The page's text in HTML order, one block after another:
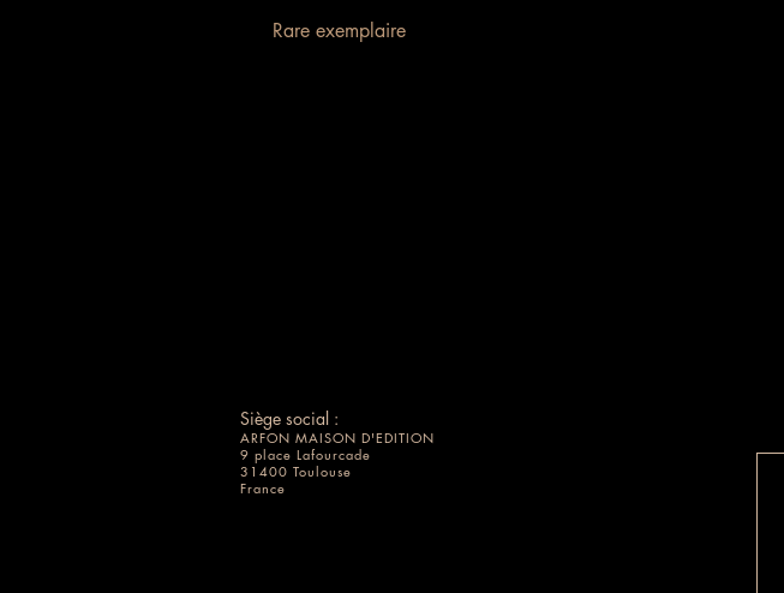
Rare exemplaire
Siège social :
ARFON MAISON D'EDITION
9 place Lafourcade
31400 Toulouse
France